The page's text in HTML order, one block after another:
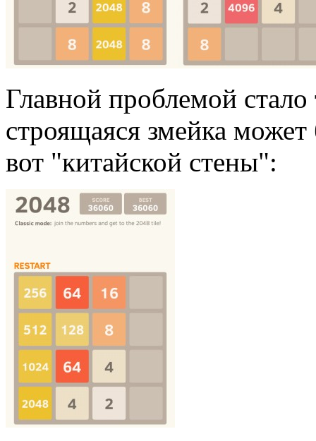
Главной проблемой
строящаяся змейка
вот "китайской стены":